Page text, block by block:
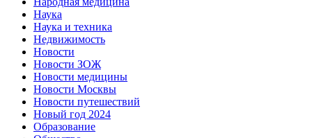
Наука
Наука и техника
Недвижимость
Новости
Новости ЗОЖ
Новости медицины
Новости Москвы
Новости путешествий
Новый год 2024
Образование